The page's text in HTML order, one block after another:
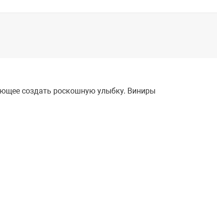
создать роскошную улыбку. Виниры